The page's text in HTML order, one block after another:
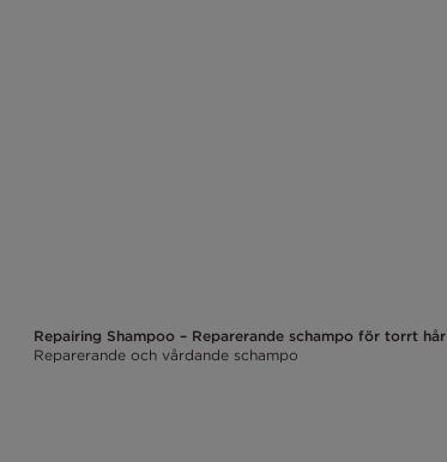
Repairing Shampoo – Reparerande schampo för torrt hår
Reparerande och vårdande schampo